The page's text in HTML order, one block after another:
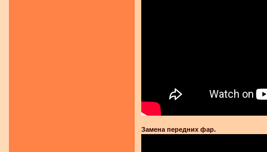
Замена передних фар.